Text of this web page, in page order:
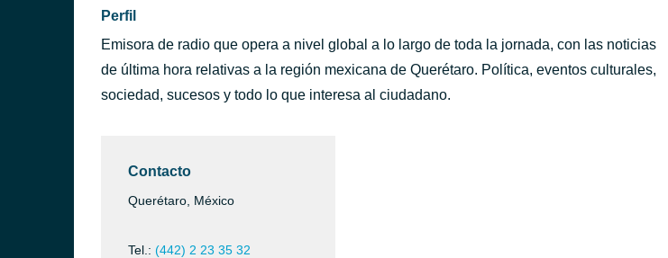
Perfil
Emisora de radio que opera a nivel global a lo largo de toda la jornada, con las noticias
de última hora relativas a la región mexicana de Querétaro. Política, eventos culturales,
sociedad, sucesos y todo lo que interesa al ciudadano.
Contacto
Querétaro, México
Tel.: (442) 2 23 35 32